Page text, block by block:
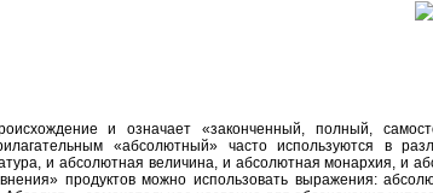
и означает «законченный, полный,
«абсолютный» часто используются в
и абсолютная величина, и абсолютная монархия, и
продуктов можно использовать выражения: